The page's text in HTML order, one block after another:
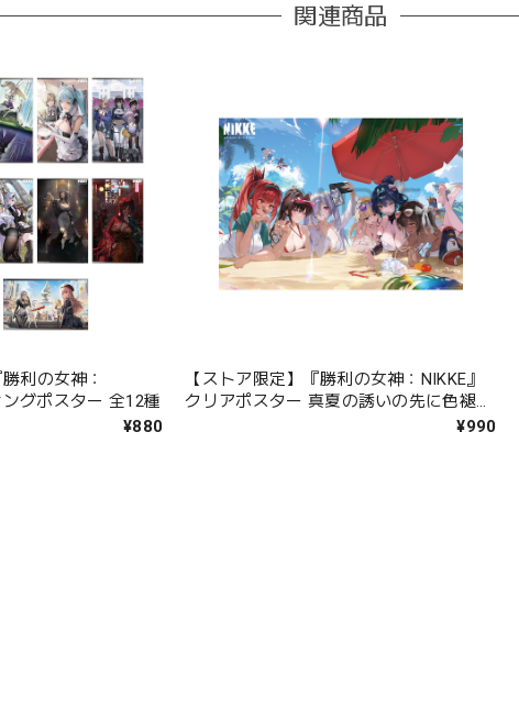
関連商品
利の女神：
グポスター 全12種
¥880
【ストア限定】『勝利の女神：NIKKE』
クリアポスター 真夏の誘いの先に色褪せ
¥990